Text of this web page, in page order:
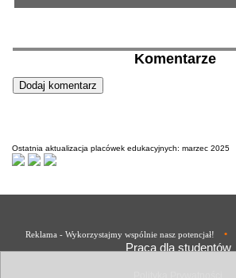
Komentarze
Ostatnia aktualizacja placówek edukacyjnych: marzec 2025
Reklama - Wykorzystajmy wspólnie nasz potencjał! •
Praca dla studentów